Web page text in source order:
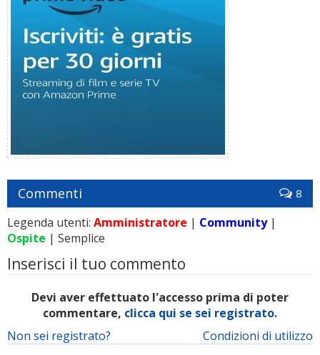
Commenti 8
Legenda utenti: Amministratore | Community|
Ospite | Semplice
Inserisci il tuo commento
Devi aver effettuato l'accesso prima di poter
commentare, clicca qui se sei registrato.
Condizioni di utilizzo
Non sei registrato?